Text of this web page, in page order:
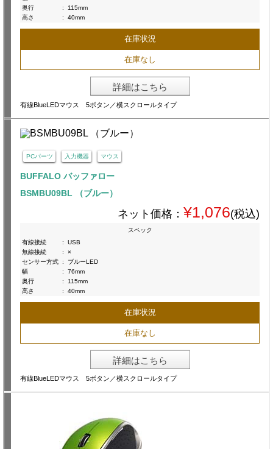
奥行
:
115mm
高さ
: 40mm
在庫状況
在庫なし
詳細はこちら
有線BlueLEDマウス 5ボタン／横スクロールタイプ
PCパーツ 入力機器 マウス
BUFFALO バッファロー
BSMBU09BL （ブルー）
ネット価格： ¥1,076(税込)
スペック
有線接続
:
USB
無線接続
:
×
センサー方式 :
ブルーLED
幅
:
76mm
奥行
:
115mm
高さ
: 40mm
在庫状況
在庫なし
詳細はこちら
有線BlueLEDマウス 5ボタン／横スクロールタイプ